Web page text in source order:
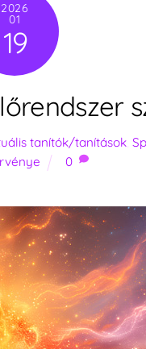
2026
01
19
tanítók/tanítások,
0